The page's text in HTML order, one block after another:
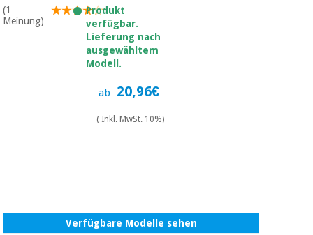
(1
Meinung)
Produkt
verfügbar.
Lieferung nach
ausgewähltem
Modell.
ab 20,96€
( Inkl. MwSt. 10%)
Verfügbare Modelle sehen